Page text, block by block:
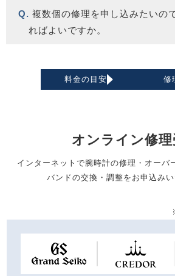
複数個の修理を申し込みたいの
ればよいですか。
料金の目安 修
オンライン修
インターネットで腕時計の修理・オーバ
バンドの交換・調整をお申込みい